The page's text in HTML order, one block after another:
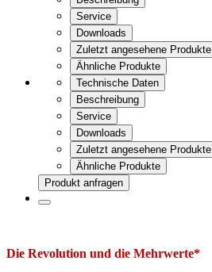
Service
Downloads
Zuletzt angesehene Produkte
Ähnliche Produkte
Technische Daten
Beschreibung
Service
Downloads
Zuletzt angesehene Produkte
Ähnliche Produkte
Produkt anfragen
Die Revolution und die Mehrwerte*